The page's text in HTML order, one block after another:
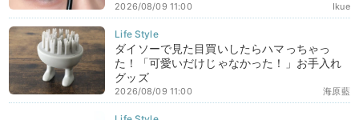
Ikue
2026/08/09 11:00
ダイソーで見た目買いしたらハマっちゃっ
た！「可愛いだけじゃなかった！」お手入れ
グッズ
海原藍
2026/08/09 11:00